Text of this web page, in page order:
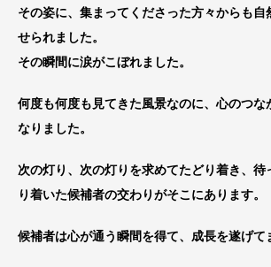
その姿に、集まってくださった方々からも自
せられました。
その瞬間に涙がこぼれました。
何度も何度も見てきた風景なのに、心のつな
なりました。
次の灯り、次の灯りを求めてたどり着き、待
り着いた候補者の交わりがそこにあります。
候補者は心が通う瞬間を得て、成長を遂げて